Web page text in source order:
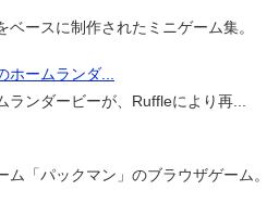
ベースに制作されたミニゲーム集。
ホームランダ...
ランダービーが、Ruffleにより再...
ム「パックマン」のブラウザゲーム。